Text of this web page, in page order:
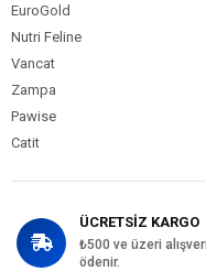
EuroGold
Nutri Feline
Vancat
Zampa
Pawise
Catit
ÜCRETSİZ KARGO
₺500 ve üzeri
ödenir.